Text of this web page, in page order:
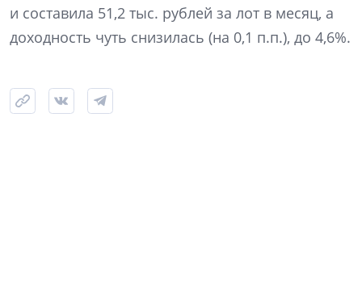
и составила 51,2 тыс. рублей за лот в месяц, а
доходность чуть снизилась (на 0,1 п.п.), до 4,6%.